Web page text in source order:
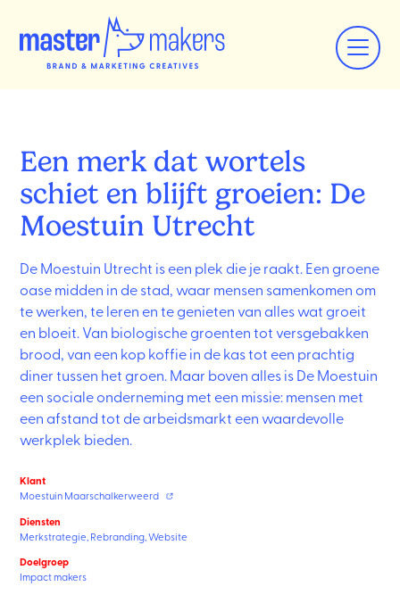
Een merk dat wortels
schiet en blijft groeien: De
Moestuin Utrecht
De Moestuin Utrecht is een plek die je raakt. Een groene
oase midden in de stad, waar mensen samenkomen om
te werken, te leren en te genieten van alles wat groeit
en bloeit. Van biologische groenten tot versgebakken
brood, van een kop koffie in de kas tot een prachtig
diner tussen het groen. Maar boven alles is De Moestuin
een sociale onderneming met een missie: mensen met
een afstand tot de arbeidsmarkt een waardevolle
werkplek bieden.
Klant
Moestuin Maarschalkerweerd
Diensten
Merkstrategie Rebranding ,Website
Doelgroep
Impact makers